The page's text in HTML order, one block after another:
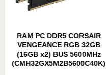
RAM PC DDR5 CORSAIR
VENGEANCE RGB 32GB
(16GB x2) BUS 5600MHz
(CMH32GX5M2B5600C40K)